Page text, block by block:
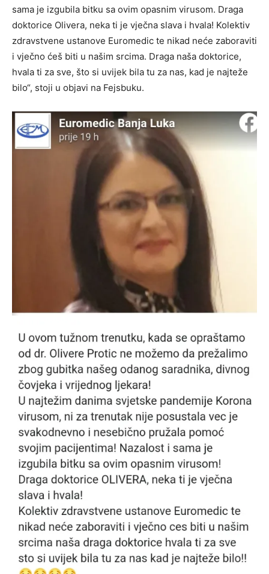
sama je izgubila bitku sa ovim opasnim virusom. Draga
doktorice Olivera, neka ti je vječna slava i hvala! Kolektiv
zdravstvene ustanove Euromedic te nikad neće zaboraviti
i vječno ćeš biti u našim srcima. Draga naša doktorice,
hvala ti za sve, što si uvijek bila tu za nas, kad je najteže
bilo“, stoji u objavi na Fejsbuku.